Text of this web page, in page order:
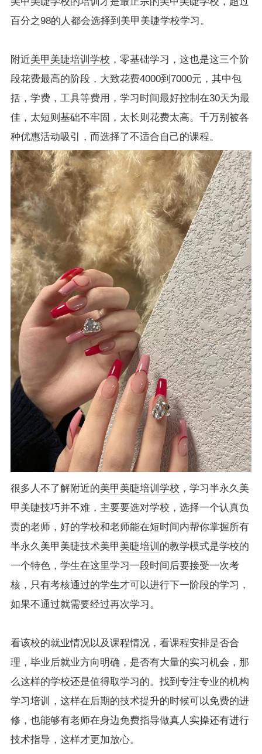
百分之98的人都会选择到美甲美睫学校学习。
附近美甲美睫培训学校 ，零基础学习，这也是这三个阶
段花费最高的阶段，大致花费4000到7000元，其中包
括，学费，工具等费用，学习时间最好控制在30天为最
佳，太短则基础不牢固，太长则花费太高。千万别被各
种优惠活动吸引，而选择了不适合自己的课程。
很多人不了解附近的美甲美睫培训学校 ，学习半永久美
甲美睫技巧并不难，主要要选对学校，选择一个认真负
责的老师，好的学校和老师能在短时间内帮你掌握所有
半永久美甲美睫技术美甲 美睫培训 的教学模式是学校的
一个特色，学生在这里学习一段时间后要接受一次考
核，只有考核通过的学生才可以进行下一阶段的学习，
如果不通过就需要经过再次学习。
看该校的就业情况以及课程情况，看课程安排是否合
理，毕业后就业方向明确，是否有大量的实习机会，那
么这样的学校还是值得取学习的。找到专注专业的机构
学习培训，这样在后期的技术提升的时候可以免费的进
修，也能够有老师在身边免费指导做真人实操还有进行
技术指导，这样才更加放心。